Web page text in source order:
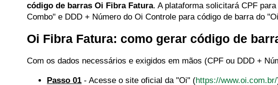
código de barras Oi Fibra Fatura. A plataforma solicitará CPF
Combo" e DDD + Número do Oi Controle para código de barra do
Oi Fibra Fatura: como gerar código de
Com os dados necessários e exigidos em mãos (CPF ou DDD +
Passo 01 - Acesse o site oficial da "Oi" (https://www.oi.com.br/